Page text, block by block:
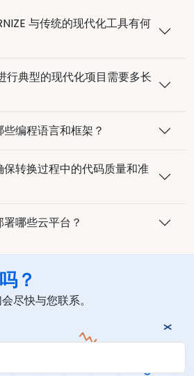
与传统的现代化工具有何
行典型的现代化项目需要多长
些编程语言和框架？
保转换过程中的代码质量和准
署哪些云平台？
？
尽快与您联系。